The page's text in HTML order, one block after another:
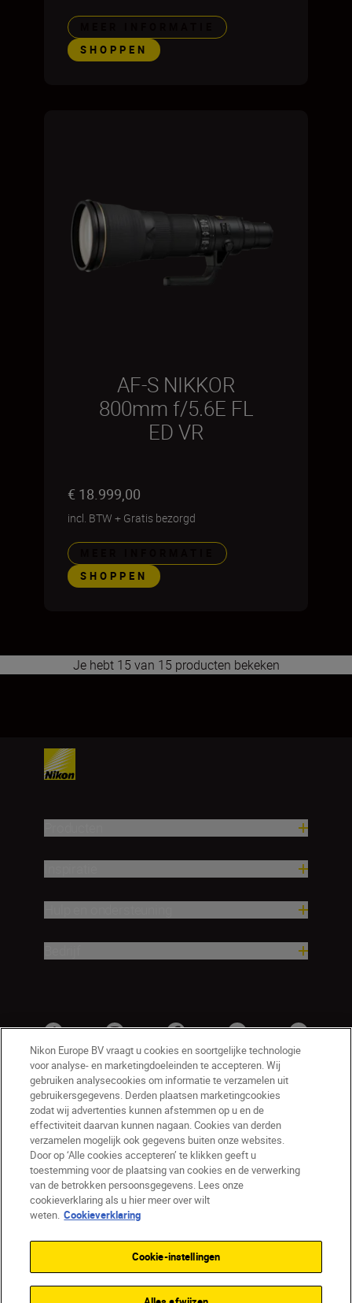
SHOPPEN
AF-S NIKKOR
800mm f/5.6E FL
ED VR
€ 18.999,00
incl. BTW + Gratis bezorgd
SHOPPEN
Je hebt 15 van 15 producten bekeken
BE(nl) Nikon Sites
Contact opnemen
Privacyverklaring
Gebruiksvoorwaarden
Nikon Store - Algemene voorwaarden
Cookieverklaring
Toegankelijkheid
Cookie-instellingen
Nikon Europe BV vraagt u cookies en soortgelijke technologie
voor analyse- en marketingdoeleinden te accepteren. Wij
gebruiken analysecookies om informatie te verzamelen uit
gebruikersgegevens. Derden plaatsen marketingcookies
zodat wij advertenties kunnen afstemmen op u en de
effectiviteit daarvan kunnen nagaan. Cookies van derden
verzamelen mogelijk ook gegevens buiten onze websites.
Door op ‘Alle cookies accepteren’ te klikken geeft u
toestemming voor de plaatsing van cookies en de verwerking
van de betrokken persoonsgegevens. Lees onze
cookieverklaring als u hier meer over wilt
weten. Cookieverklaring
Cookie-instellingen